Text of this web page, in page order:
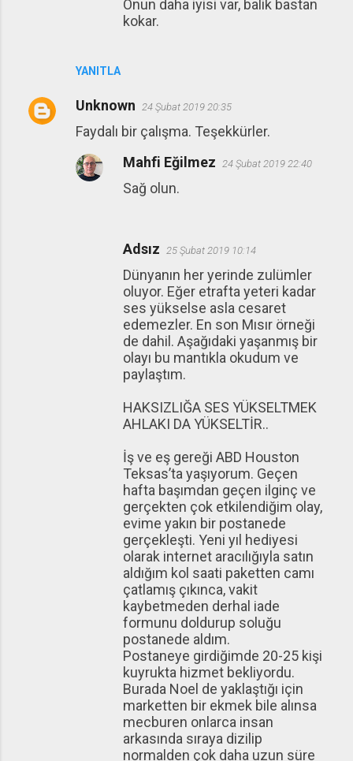
YANITLA
Onun daha iyisi var, balik bastan
kokar.
Unknown 24 Şubat 2019 20:35
Faydalı bir çalışma. Teşekkürler.
Mahfi Eğilmez 24 Şubat 2019 22:40
Sağ olun.
Adsız 25 Şubat 2019 10:14
Dünyanın her yerinde zulümler
oluyor. Eğer etrafta yeteri kadar
ses yükselse asla cesaret
edemezler. En son Mısır örneği
de dahil. Aşağıdaki yaşanmış bir
olayı bu mantıkla okudum ve
paylaştım.
HAKSIZLIĞA SES YÜKSELTMEK
AHLAKI DA YÜKSELTİR..
İş ve eş gereği ABD Houston
Teksas’ta yaşıyorum. Geçen
hafta başımdan geçen ilginç ve
gerçekten çok etkilendiğim olay,
evime yakın bir postanede
gerçekleşti. Yeni yıl hediyesi
olarak internet aracılığıyla satın
aldığım kol saati paketten camı
çatlamış çıkınca, vakit
kaybetmeden derhal iade
formunu doldurup soluğu
postanede aldım.
Postaneye girdiğimde 20-25 kişi
kuyrukta hizmet bekliyordu.
Burada Noel de yaklaştığı için
marketten bir ekmek bile alınsa
mecburen onlarca insan
arkasında sıraya dizilip
normalden çok daha uzun süre